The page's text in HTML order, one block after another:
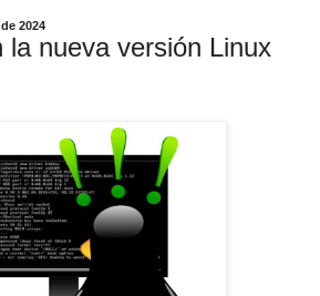
2024
la nueva versión Linux